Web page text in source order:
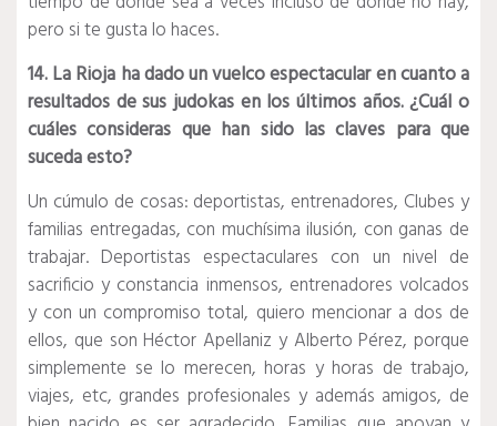
pero si te gusta lo haces.
14. La Rioja ha dado un vuelco espectacular en cuanto a
resultados de sus judokas en los últimos años. ¿Cuál o
cuáles consideras que han sido las claves para que
suceda esto?
Un cúmulo de cosas: deportistas, entrenadores, Clubes y
familias entregadas, con muchísima ilusión, con ganas de
trabajar. Deportistas espectaculares con un nivel de
sacrificio y constancia inmensos, entrenadores volcados
y con un compromiso total, quiero mencionar a dos de
ellos, que son Héctor Apellaniz y Alberto Pérez, porque
simplemente se lo merecen, horas y horas de trabajo,
viajes, etc, grandes profesionales y además amigos, de